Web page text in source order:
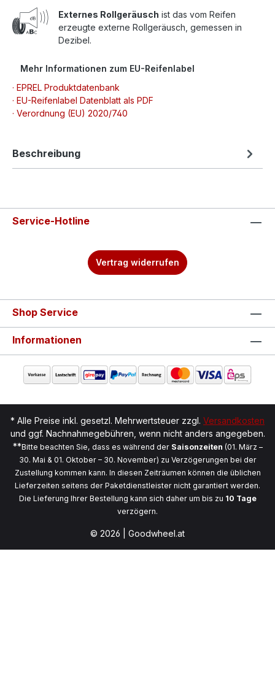
Externes Rollgeräusch ist das vom Reifen
erzeugte externe Rollgeräusch, gemessen in
Dezibel.
Mehr Informationen zum EU-Reifenlabel
· EPREL Produktdatenbank
· EU-Reifenlabel Datenblatt als PDF
· Verordnung (EU) 2020/740
Beschreibung
Service-Hotline
Vertrag widerrufen
Shop Service
Informationen
* Alle Preise inkl. gesetzl. Mehrwertsteuer zzgl. Versandkosten
und ggf. Nachnahmegebühren, wenn nicht anders angegeben.
**Bitte beachten Sie, dass es während der Saisonzeiten (01. März –
30. Mai & 01. Oktober – 30. November) zu Verzögerungen bei der
Zustellung kommen kann. In diesen Zeiträumen können die üblichen
Lieferzeiten seitens der Paketdienstleister nicht garantiert werden.
Die Lieferung Ihrer Bestellung kann sich daher um bis zu 10 Tage
verzögern.
© 2026 | Goodwheel.at